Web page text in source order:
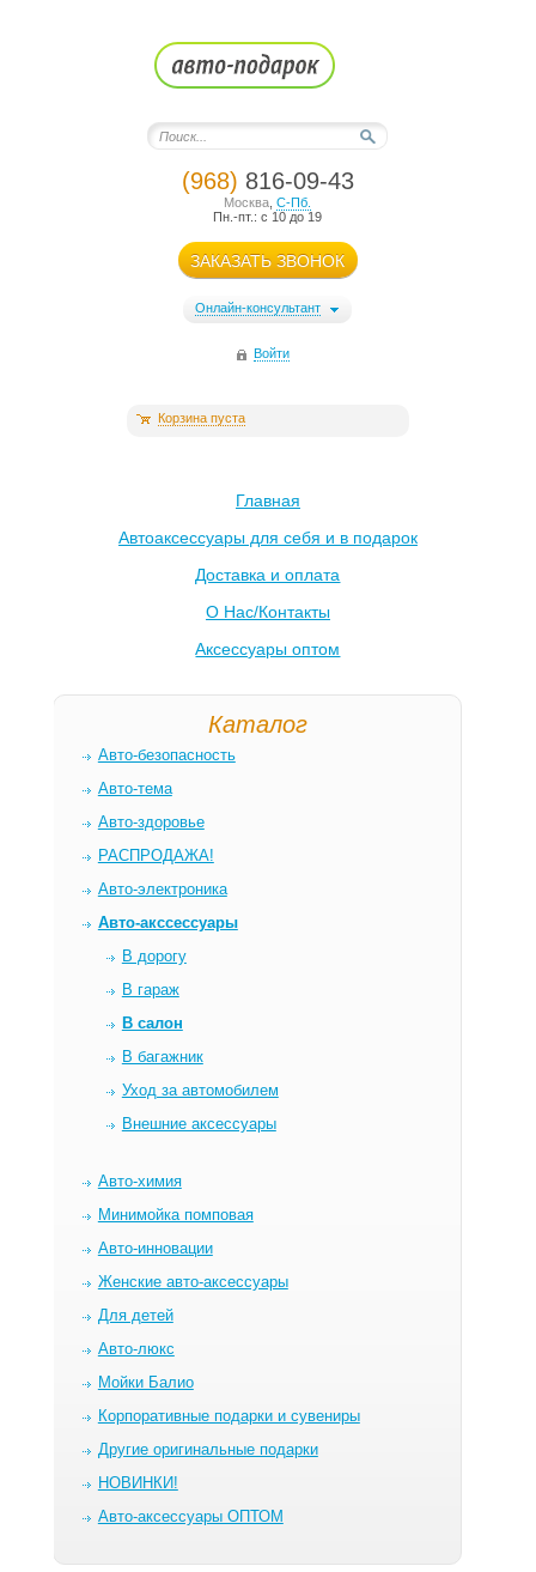
(968) 816-09-43
Москва ,С-Пб.
Пн.-пт.: с 10 до 19
ЗАКАЗАТЬ ЗВОНОК
Онлайн-консультант
Войти
Корзина пуста
Главная
Автоаксессуары для себя и в подарок
Доставка и оплата
О Нас/Контакты
Аксессуары оптом
Каталог
Авто-безопасность
Авто-тема
Авто-здоровье
РАСПРОДАЖА!
Авто-электроника
Авто-акссессуары
В дорогу
В гараж
В салон
В багажник
Уход за автомобилем
Внешние аксессуары
Авто-химия
Минимойка помповая
Авто-инновации
Женские авто-аксессуары
Для детей
Авто-люкс
Мойки Балио
Корпоративные подарки и сувениры
Другие оригинальные подарки
НОВИНКИ!
Авто-аксессуары ОПТОМ